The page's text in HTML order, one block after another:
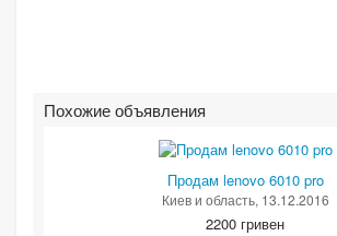
Похожие объявления
Продам lenovo 6010 pro
Киев и область, 13.12.2016
2200 гривен